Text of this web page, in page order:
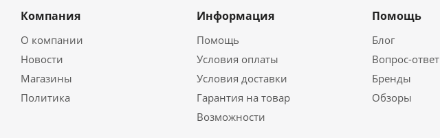
Компания
О компании
Новости
Магазины
Политика
Информация
Помощь
Условия оплаты
Условия доставки
Гарантия на товар
Возможности
Помощь
Блог
Вопрос-ответ
Бренды
Обзоры